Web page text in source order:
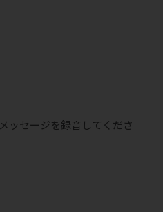
ッセージを録音してくださ